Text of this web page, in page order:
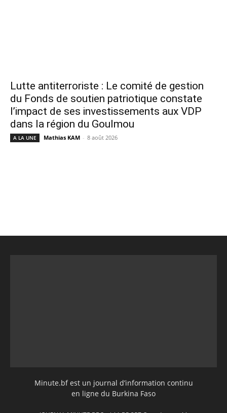
Lutte antiterroriste : Le comité de gestion
du Fonds de soutien patriotique constate
l’impact de ses investissements aux VDP
dans la région du Goulmou
A LA UNE Mathias KAM - 8 août 2026
Minute.bf est un journal d’information continu
en ligne du Burkina Faso